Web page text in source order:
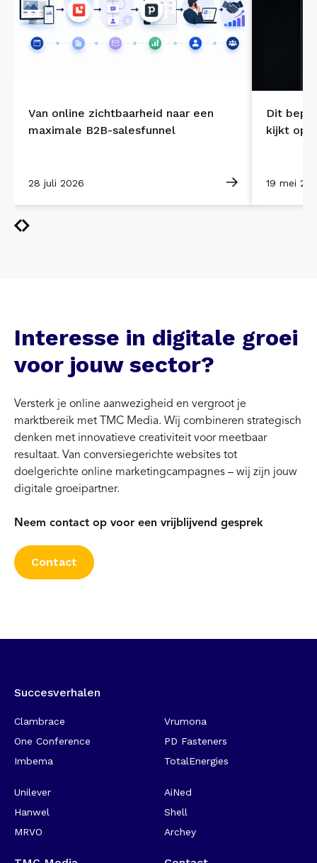
Van online zichtbaarheid naar een
maximale B2B-salesfunnel
28 juli 2026
Dit
kijkt op
19 mei
Interesse in digitale groei
voor jouw sector?
Versterk je online aanwezigheid en vergroot je
marktbereik met TMC Media. Wij combineren strategisch
denken met innovatieve creativiteit voor meetbaar
resultaat. Van conversiegerichte websites tot
doelgerichte online marketingcampagnes – wij zijn jouw
digitale groeipartner.
Neem contact op voor een vrijblijvend gesprek
Contact
Succesverhalen
Clambrace
One Conference
Imbema
Vrumona
PD Fasteners
TotalEnergies
Unilever
Hanwel
MRVO
AiNed
Shell
Archey